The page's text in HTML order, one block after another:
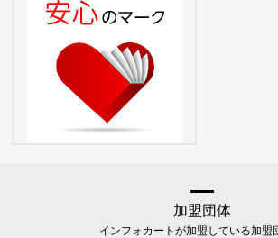
加盟団体
インフォカートが加盟している加盟